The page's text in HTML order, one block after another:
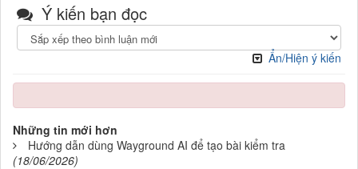
Ý kiến bạn đọc
Ẩn/Hiện ý kiến
Những tin mới hơn
Hướng dẫn dùng Wayground AI để tạo bài kiểm tra
(18/06/2026)